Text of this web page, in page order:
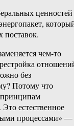
ценностей
поставок.
чем-то
без
Потому что
естественное
процессами» —